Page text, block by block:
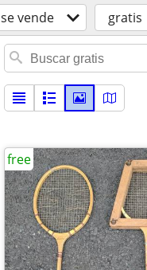
se vende gratis
free